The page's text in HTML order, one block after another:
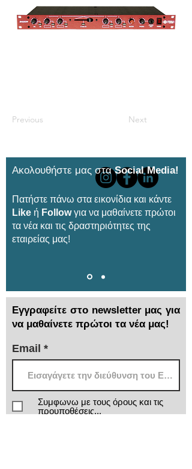
Previous Next
Ακολουθήστε μας σταSocial Media!
Πατήστε πάνω στα εικονίδια και κάντε
Like ή Followγια να μαθαίνετε πρώτοι
τα νέα και τις δραστηριότητες της
εταιρείας μας!
Εγγραφείτε στο newsletter μας για
να μαθαίνετε πρώτοι τα νέα μας!
Email
Συμφωνω με τους όρους και τις
προυποθέσεις...